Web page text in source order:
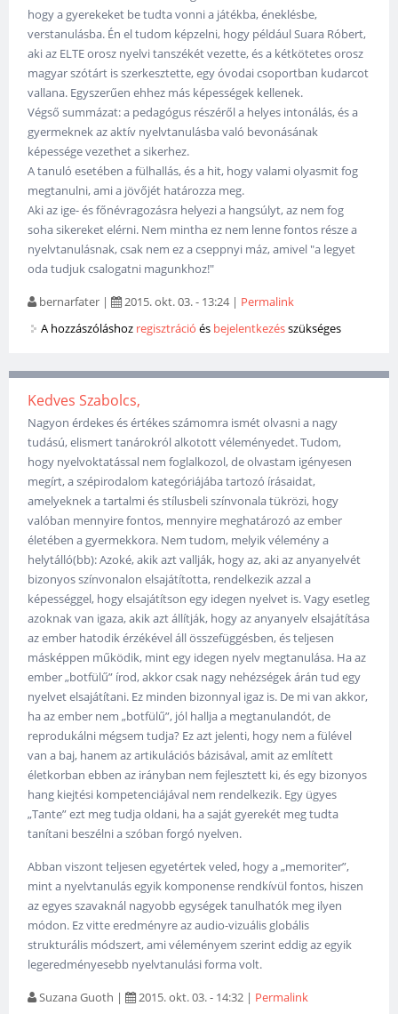
hogy a gyerekeket be tudta vonni a játékba, éneklésbe,
verstanulásba. Én el tudom képzelni, hogy például Suara Róbert,
aki az ELTE orosz nyelvi tanszékét vezette, és a kétkötetes orosz
magyar szótárt is szerkesztette, egy óvodai csoportban kudarcot
vallana. Egyszerűen ehhez más képességek kellenek.
Végső summázat: a pedagógus részéről a helyes intonálás, és a
gyermeknek az aktív nyelvtanulásba való bevonásának
képessége vezethet a sikerhez.
A tanuló esetében a fülhallás, és a hit, hogy valami olyasmit fog
megtanulni, ami a jövőjét határozza meg.
Aki az ige- és főnévragozásra helyezi a hangsúlyt, az nem fog
soha sikereket elérni. Nem mintha ez nem lenne fontos része a
nyelvtanulásnak, csak nem ez a cseppnyi máz, amivel "a legyet
oda tudjuk csalogatni magunkhoz!"
bernarfater | 2015. okt. 03. - 13:24| Permalink
A hozzászóláshoz regisztráció és bejelentkezésszükséges
Kedves Szabolcs,
Nagyon érdekes és értékes számomra ismét olvasni a nagy
tudású, elismert tanárokról alkotott véleményedet. Tudom,
hogy nyelvoktatással nem foglalkozol, de olvastam igényesen
megírt, a szépirodalom kategóriájába tartozó írásaidat,
amelyeknek a tartalmi és stílusbeli színvonala tükrözi, hogy
valóban mennyire fontos, mennyire meghatározó az ember
életében a gyermekkora. Nem tudom, melyik vélemény a
helytálló(bb): Azoké, akik azt vallják, hogy az, aki az anyanyelvét
bizonyos színvonalon elsajátította, rendelkezik azzal a
képességgel, hogy elsajátítson egy idegen nyelvet is. Vagy esetleg
azoknak van igaza, akik azt állítják, hogy az anyanyelv elsajátítása
az ember hatodik érzékével áll összefüggésben, és teljesen
másképpen működik, mint egy idegen nyelv megtanulása. Ha az
ember „botfülű” írod, akkor csak nagy nehézségek árán tud egy
nyelvet elsajátítani. Ez minden bizonnyal igaz is. De mi van akkor,
ha az ember nem „botfülű”, jól hallja a megtanulandót, de
reprodukálni mégsem tudja? Ez azt jelenti, hogy nem a fülével
van a baj, hanem az artikulációs bázisával, amit az említett
életkorban ebben az irányban nem fejlesztett ki, és egy bizonyos
hang kiejtési kompetenciájával nem rendelkezik. Egy ügyes
„Tante” ezt meg tudja oldani, ha a saját gyerekét meg tudta
tanítani beszélni a szóban forgó nyelven.
Abban viszont teljesen egyetértek veled, hogy a „memoriter”,
mint a nyelvtanulás egyik komponense rendkívül fontos, hiszen
az egyes szavaknál nagyobb egységek tanulhatók meg ilyen
módon. Ez vitte eredményre az audio-vizuális globális
strukturális módszert, ami véleményem szerint eddig az egyik
legeredményesebb nyelvtanulási forma volt.
Suzana Guoth | 2015. okt. 03. - 14:32 | Permalink